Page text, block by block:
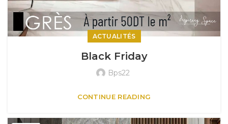
ACTUALITÉS
Black Friday
Bps22
CONTINUE READING